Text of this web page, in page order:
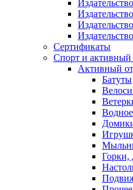
Сертификаты
Спорт и активный
Активный
Батуты
Горки,